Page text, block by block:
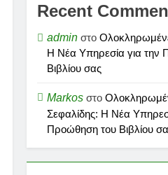
Recent
admin στο
Η Νέα Υπηρεσία για την
Βιβλίου σας
Markos στο
Σεφαλίδης: Η Νέα
Προώθηση του Βιβλίου